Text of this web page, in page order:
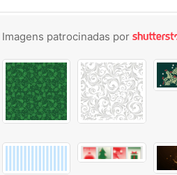
Imagens patrocinadas por